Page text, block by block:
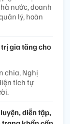
nước, doanh
lý, hoàn
gia tăng cho
chia, Nghị
tích tự
diễn tập,